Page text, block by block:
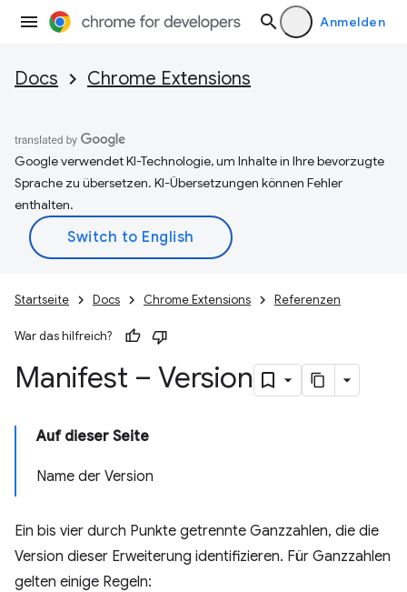
Anmelden
Docs Chrome Extensions
Google verwendet KI-Technologie, um Inhalte in Ihre bevorzugte
Sprache zu übersetzen. KI-Übersetzungen können Fehler
enthalten.
Startseite Docs Chrome Extensions Referenzen
War das hilfreich?
Manifest – Version
Auf dieser Seite
Name der Version
Ein bis vier durch Punkte getrennte Ganzzahlen, die die
Version dieser Erweiterung identifizieren. Für Ganzzahlen
gelten einige Regeln: